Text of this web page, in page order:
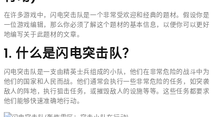
在许多游戏中，闪电突击队是一个非常受欢迎和经典的题材。假设你是
一位游戏编辑，那么你必须了解这个题材的基本信息，以便你可以更好
地编写关于此题材的文章。
1. 什么是闪电突击队？
闪电突击队是一支由精英士兵组成的小队，他们在非常危险的战斗中为
他们的国家和人民而战。他们通常会执行一些非常危险的任务，如突袭
敌人的阵地，执行狙击任务，或摧毁敌人的设施等等。这些任务都要求
他们能够快速准确地行动。